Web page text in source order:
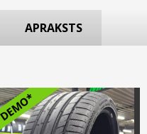
APRAKSTS